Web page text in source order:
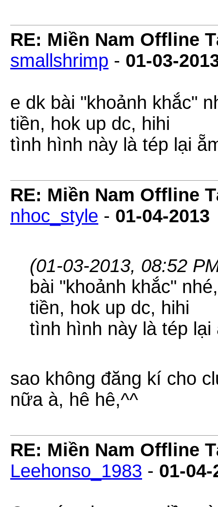
RE: Miền Nam Offline
smallshrimp - 01-03-
e dk bài "khoảnh khắc"
tiền, hok up dc, hihi
tình hình này là tép lại
RE: Miền Nam Offline
nhoc_style - 01-04-2013
(01-03-2013, 08:52
bài "khoảnh khắc"
tiền, hok up dc, hihi
tình hình này là tép lại
sao không đăng kí cho
nữa à, hê hê,^^
RE: Miền Nam Offline
Leehonso_1983 - 01-04-